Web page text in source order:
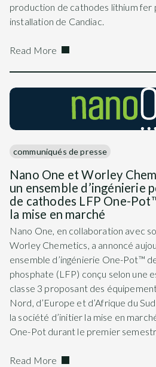
production de cathodes lithium fer
installation de Candiac.
Read More
communiqués de presse
Nano One et Worley
un ensemble d’ingénierie
de cathodes LFP One-
la mise en marché
Nano One, en collaboration avec
Worley Chemetics, a annoncé
ensemble d’ingénierie One-Pot™
phosphate (LFP) conçu selon une
classe 3 proposant des
Nord, d’Europe et d’Afrique du
la société d’initier la mise en
One-Pot durant le premier
Read More